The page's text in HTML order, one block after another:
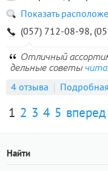
Показать
(057) 712-08-98,
Отличный
дельные советы
4 отзыва
1 2 3 4 5 вперед
Найти